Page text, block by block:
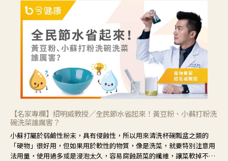
候就要使用菊花、金銀花來治療；假如單純的眼睛乾澀，結膜沒有紅，
眼睛周圍沒有眼屎，這種情況是屬於「陰虛」，就可以使用枸杞、蓮
藕、麥門冬、山藥等比較滋潤的藥材，效果就更顯著。
【名家專欄】招明威教授／全民節水省起來！黃豆粉、小蘇打粉洗
碗洗菜誰厲害？
小蘇打屬於弱鹼性粉末，具有侵蝕性，所以用來清洗杯碗瓢盆之類的
「硬物」很好用，但如果用於軟性的物質，像是洗菜，就要特別注意用
法用量，使用過多或是浸泡太久，容易腐蝕蔬菜的纖維，讓菜軟掉不清